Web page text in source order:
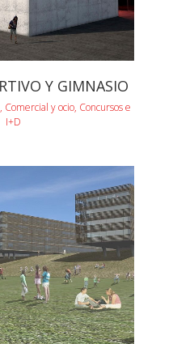
Y GIMNASIO
y ocio, Concursos e
I+D